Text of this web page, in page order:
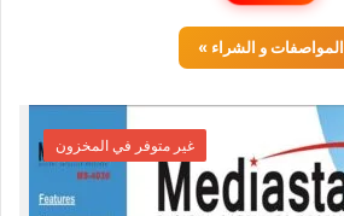
المواصفات و الشراء »
غير متوفر في المخزون